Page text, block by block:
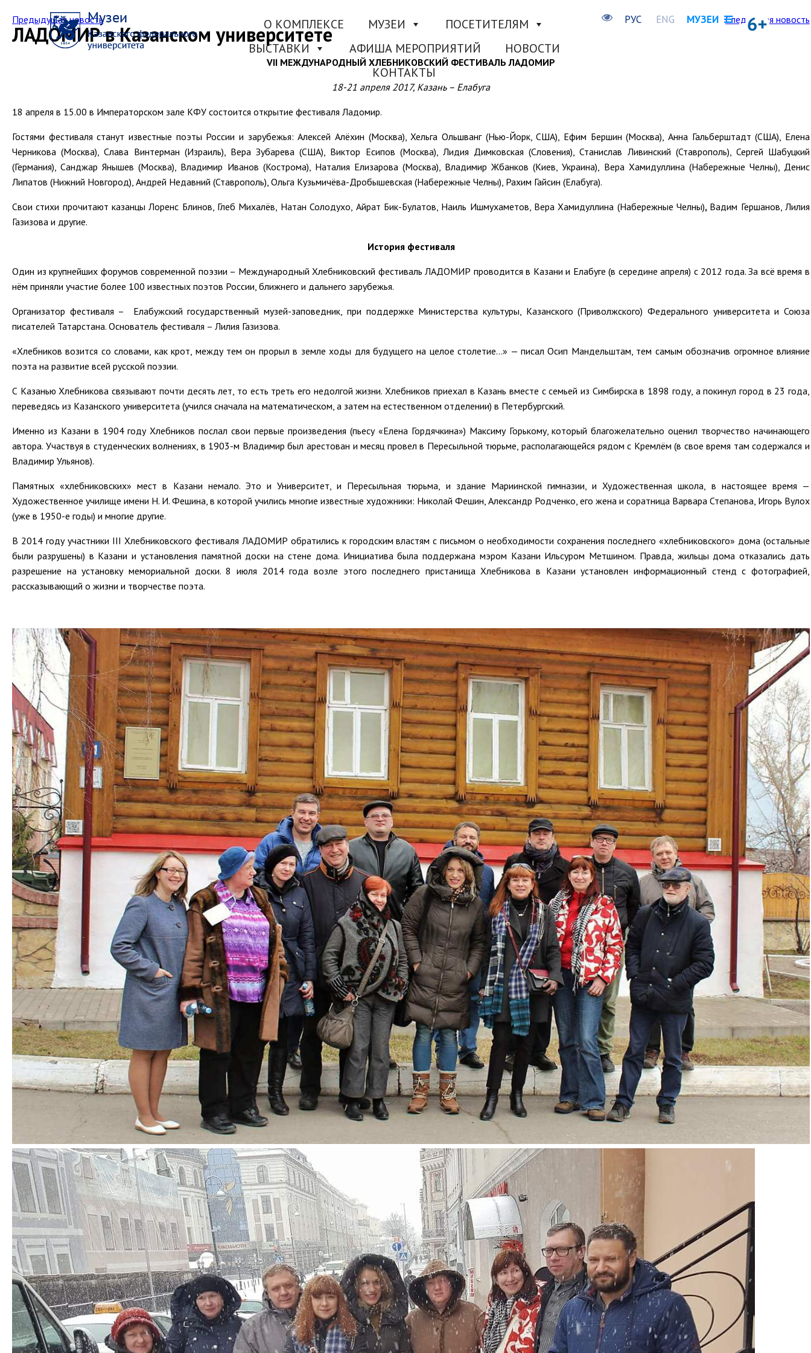
Предыдущая новость Следующая новость
О КОМПЛЕКСЕ МУЗЕИ
ПОСЕТИТЕЛЯМ
ВЫСТАВКИ
АФИША МЕРОПРИЯТИЙ
НОВОСТИ
КОНТАКТЫ
РУС ENG МУЗЕИ
ЛАДОМИР в Казанском университете
VII МЕЖДУНАРОДНЫЙ ХЛЕБНИКОВСКИЙ ФЕСТИВАЛЬ ЛАДОМИР
18-21 апреля 2017, Казань – Елабуга
18 апреля в 15.00 в Императорском зале КФУ состоится открытие фестиваля Ладомир.
Гостями фестиваля станут известные поэты России и зарубежья: Алексей Алёхин (Москва), Хельга Ольшванг (Нью-Йорк, США), Ефим Бершин (Москва), Анна Гальберштадт (США), Елена
Черникова (Москва), Слава Винтерман (Израиль), Вера Зубарева (США), Виктор Есипов (Москва), Лидия Димковская (Словения), Станислав Ливинский (Ставрополь), Сергей Шабуцкий
(Германия), Санджар Янышев (Москва), Владимир Иванов (Кострома), Наталия Елизарова (Москва), Владимир Жбанков (Киев, Украина), Вера Хамидуллина (Набережные Челны), Денис
Липатов (Нижний Новгород), Андрей Недавний (Ставрополь), Ольга Кузьмичёва-Дробышевская (Набережные Челны), Рахим Гайсин (Елабуга).
Свои стихи прочитают казанцы Лоренс Блинов, Глеб Михалёв, Натан Солодухо, Айрат Бик-Булатов, Наиль Ишмухаметов, Вера Хамидуллина (Набережные Челны), Вадим Гершанов, Лилия
Газизова и другие.
История фестиваля
Один из крупнейших форумов современной поэзии – Международный Хлебниковский фестиваль ЛАДОМИР проводится в Казани и Елабуге (в середине апреля) с 2012 года. За всё время в
нём приняли участие более 100 известных поэтов России, ближнего и дальнего зарубежья.
Организатор фестиваля – Елабужский государственный музей-заповедник, при поддержке Министерства культуры, Казанского (Приволжского) Федерального университета и Союза
писателей Татарстана. Основатель фестиваля – Лилия Газизова.
«Хлебников возится со словами, как крот, между тем он прорыл в земле ходы для будущего на целое столетие…» — писал Осип Мандельштам, тем самым обозначив огромное влияние
поэта на развитие всей русской поэзии.
С Казанью Хлебникова связывают почти десять лет, то есть треть его недолгой жизни. Хлебников приехал в Казань вместе с семьей из Симбирска в 1898 году, а покинул город в 23 года,
переведясь из Казанского университета (учился сначала на математическом, а затем на естественном отделении) в Петербургский.
Именно из Казани в 1904 году Хлебников послал свои первые произведения (пьесу «Елена Гордячкина») Максиму Горькому, который благожелательно оценил творчество начинающего
автора. Участвуя в студенческих волнениях, в 1903-м Владимир был арестован и месяц провел в Пересыльной тюрьме, располагающейся рядом с Кремлём (в свое время там содержался и
Владимир Ульянов).
Памятных «хлебниковских» мест в Казани немало. Это и Университет, и Пересыльная тюрьма, и здание Мариинской гимназии, и Художественная школа, в настоящее время —
Художественное училище имени Н. И. Фешина, в которой учились многие известные художники: Николай Фешин, Александр Родченко, его жена и соратница Варвара Степанова, Игорь Вулох
(уже в 1950-е годы) и многие другие.
В 2014 году участники III Хлебниковского фестиваля ЛАДОМИР обратились к городским властям с письмом о необходимости сохранения последнего «хлебниковского» дома (остальные
были разрушены) в Казани и установления памятной доски на стене дома. Инициатива была поддержана мэром Казани Ильсуром Метшином. Правда, жильцы дома отказались дать
разрешение на установку мемориальной доски. 8 июля 2014 года возле этого последнего пристанища Хлебникова в Казани установлен информационный стенд с фотографией,
рассказывающий о жизни и творчестве поэта.